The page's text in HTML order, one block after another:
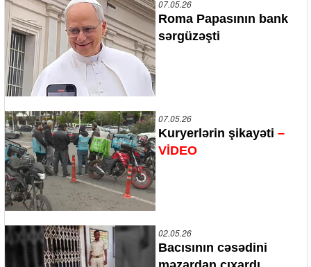
07.05.26
Roma Papasının bank
sərgüzəşti
07.05.26
Kuryerlərin şikayəti –
VİDEO
02.05.26
Bacısının cəsədini